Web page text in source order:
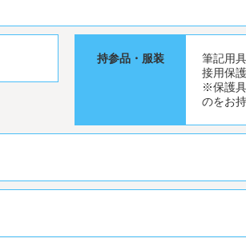
持参品・服装
筆記用
接用保
※保護
のをお